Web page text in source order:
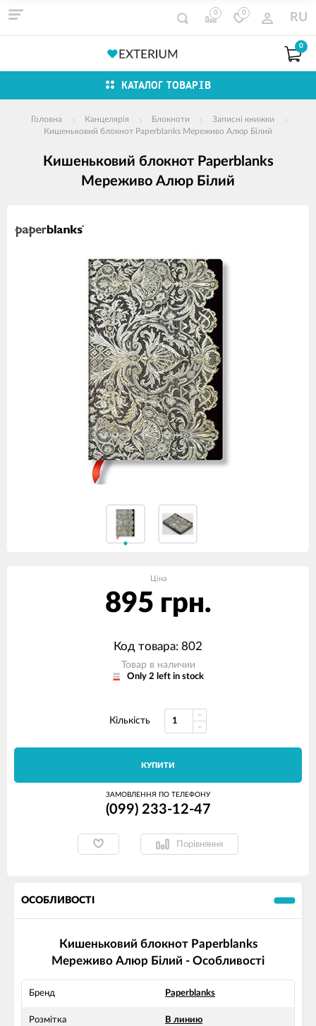
0 0 RU
0
КАТАЛОГ ТОВАРІВ
Головна Канцелярія Блокноти
Записні книжки
Кишеньковий блокнот Paperblanks Мереживо Алюр Білий
Кишеньковий блокнот Paperblanks
Мереживо Алюр Білий
продуктів
Ціна
895 грн.
Код товара: 802
Товар в наличии
Only 2 left in stock
Кількість
КУПИТИ
ЗАМОВЛЕННЯ ПО ТЕЛЕФОНУ
(099) 233-12-47
Порівняння
ОСОБЛИВОСТІ
Кишеньковий блокнот Paperblanks
Мереживо Алюр Білий - Особливості
Бренд Paperblanks
Розмітка В линию